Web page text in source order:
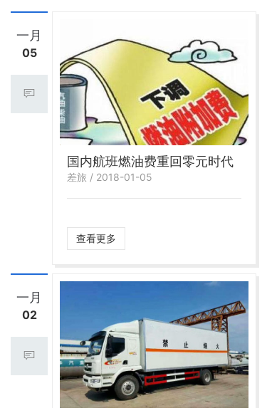
一月
05
国内航班燃油费重回零元时代
差旅 / 2018-01-05
查看更多
一月
02